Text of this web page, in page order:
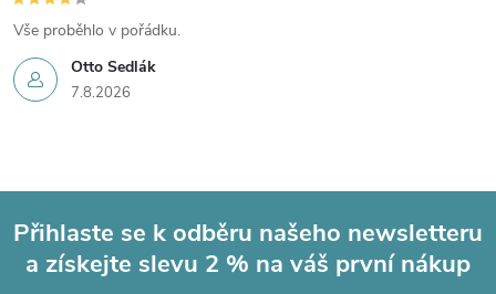
Otto Sedlák
7.8.2026
Vše proběhlo v pořádku.
Přihlaste se k odběru našeho newsletteru
a získejte slevu 2 % na váš první nákup